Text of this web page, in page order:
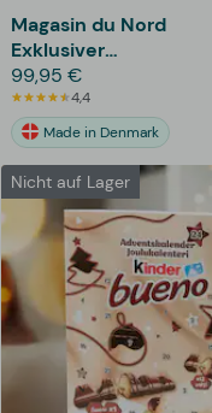
Magasin du Nord
Exklusiver
Adventskalender Aus
Holz Mit Pralinen
99,95 €
4,4
Made in Denmark
Nicht auf Lager